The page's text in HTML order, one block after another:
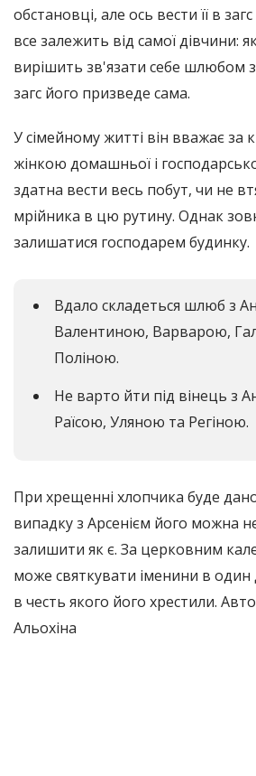
обстановці, але ось вести її в
все залежить від самої дівчини:
вирішить зв'язати себе шлюбом
загс його призведе сама.
У сімейному житті він вважає за
жінкою домашньої і
здатна вести весь побут, чи не
мрійника в цю рутину. Однак
залишатися господарем будинку.
Вдало складеться шлюб з
Валентиною, Варварою,
Поліною.
Не варто йти під вінець з
Раїсою, Уляною та Регіною.
При хрещенні хлопчика буде
випадку з Арсенієм його можна
залишити як є. За церковним
може святкувати іменини в
в честь якого його хрестили.
Альохіна